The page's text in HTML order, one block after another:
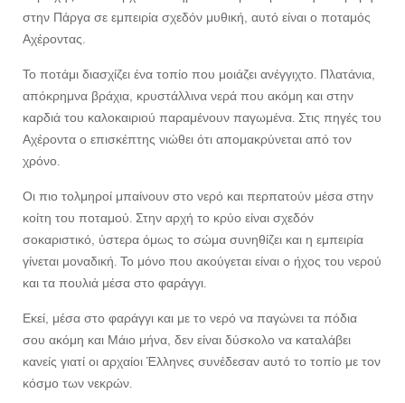
στην Πάργα σε εμπειρία σχεδόν μυθική, αυτό είναι ο ποταμός
Αχέροντας.
Το ποτάμι διασχίζει ένα τοπίο που μοιάζει ανέγγιχτο. Πλατάνια,
απόκρημνα βράχια, κρυστάλλινα νερά που ακόμη και στην
καρδιά του καλοκαιριού παραμένουν παγωμένα. Στις πηγές του
Αχέροντα ο επισκέπτης νιώθει ότι απομακρύνεται από τον
χρόνο.
Οι πιο τολμηροί μπαίνουν στο νερό και περπατούν μέσα στην
κοίτη του ποταμού. Στην αρχή το κρύο είναι σχεδόν
σοκαριστικό, ύστερα όμως το σώμα συνηθίζει και η εμπειρία
γίνεται μοναδική. Το μόνο που ακούγεται είναι ο ήχος του νερού
και τα πουλιά μέσα στο φαράγγι.
Εκεί, μέσα στο φαράγγι και με το νερό να παγώνει τα πόδια
σου ακόμη και Μάιο μήνα, δεν είναι δύσκολο να καταλάβει
κανείς γιατί οι αρχαίοι Έλληνες συνέδεσαν αυτό το τοπίο με τον
κόσμο των νεκρών.